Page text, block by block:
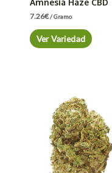
Amnesia Haze CBD
7.26€/ Gramo
Ver Variedad